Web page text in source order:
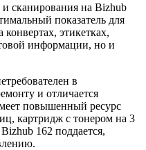
сканирования на Bizhub
показатель для
этикетках,
информации, но и
в
и отличается
повышенный ресурс
картридж с тонером на 3
162 поддается,